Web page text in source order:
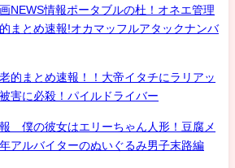
NEWS情報ポータブルの杜！オネエ管理
まとめ速報!オカマッフルアタックナンバ
的まとめ速報！！大帝イタチにラリアッ
害に必殺！パイルドライバー
僕の彼女はエリーちゃん人形！豆腐メ
アルバイターのぬいぐるみ男子末路編